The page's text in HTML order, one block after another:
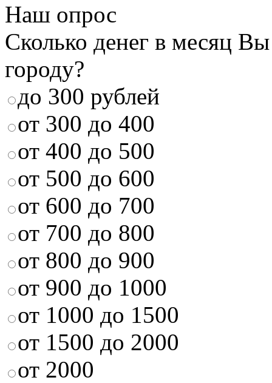
Наш опрос
Сколько денег в месяц
городу?
до 300 рублей
от 300 до 400
от 400 до 500
от 500 до 600
от 600 до 700
от 700 до 800
от 800 до 900
от 900 до 1000
от 1000 до 1500
от 1500 до 2000
от 2000